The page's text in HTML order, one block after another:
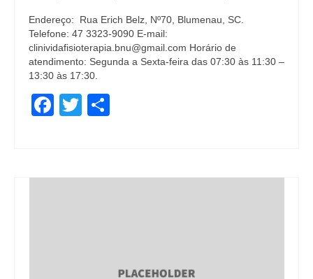
Endereço: Rua Erich Belz, Nº70, Blumenau, SC.
Telefone: 47 3323-9090 E-mail:
clinividafisioterapia.bnu@gmail.com Horário de
atendimento: Segunda a Sexta-feira das 07:30 às 11:30 –
13:30 às 17:30.
Facebook
Twitter